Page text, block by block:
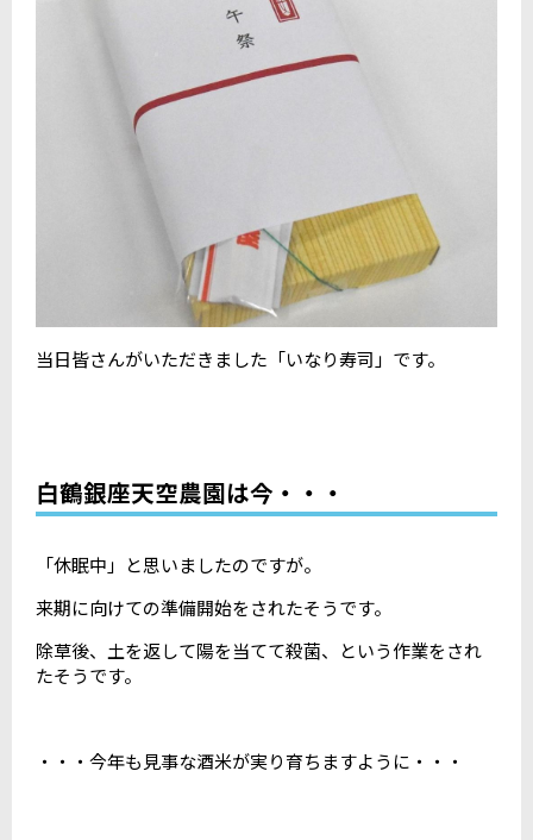
当日皆さんがいただきました「いなり寿司」です。
白鶴銀座天空農園は今・・・
「休眠中」と思いましたのですが。
来期に向けての準備開始をされたそうです。
除草後、土を返して陽を当てて殺菌、という作業をされ
たそうです。
・・・今年も見事な酒米が実り育ちますように・・・